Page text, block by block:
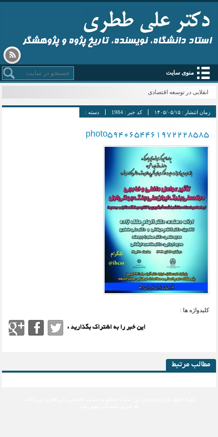
استاد دانشگاه، نویسنده، تاریخ پژوه و پژوهشگر
منوی سایت
انقلابی در توسعه اقتصادی
زمان انتشار :۱۴۰۵/۰۵/۱۵ کد خبر :1984 دسته :
photo5940654461972228585
کلیدواژه ها :
این خبر را به اشتراک بگذارید :
مطالب مرتبط